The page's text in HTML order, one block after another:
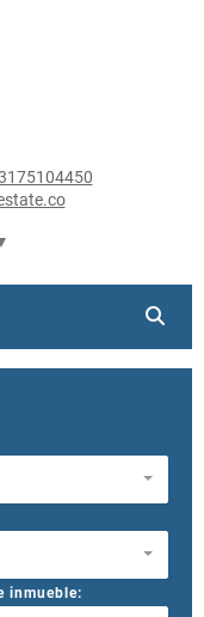
inmueble: